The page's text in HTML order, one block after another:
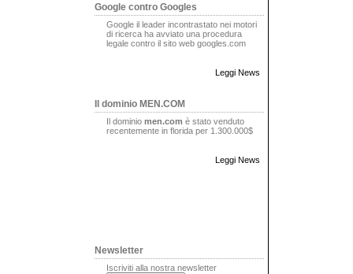
Google contro Googles
Google il leader incontrastato nei motori
di ricerca ha avviato una procedura
legale contro il sito web googles.com
Leggi News
Il dominio MEN.COM
Il dominio men.com è stato venduto
recentemente in florida per 1.300.000$
Leggi News
Newsletter
Iscriviti alla nostra newsletter